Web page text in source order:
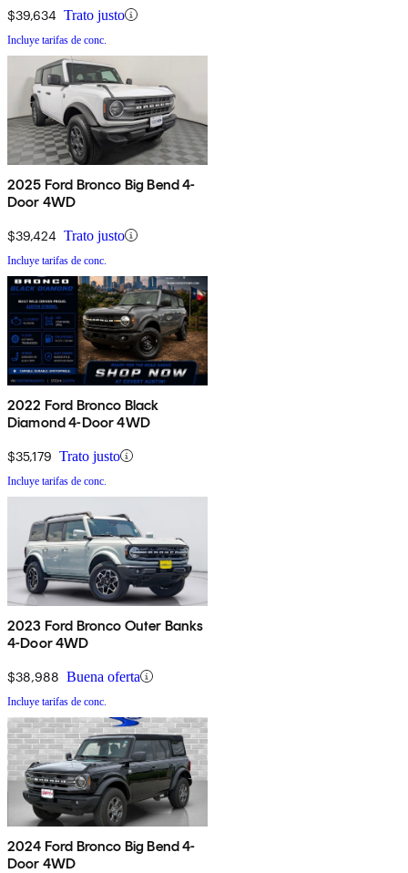
$39,634 Trato justo
Incluye tarifas de conc.
2025 Ford Bronco Big Bend 4-
Door 4WD
$39,424 Trato justo
Incluye tarifas de conc.
2022 Ford Bronco Black
Diamond 4-Door 4WD
$35,179 Trato justo
Incluye tarifas de conc.
2023 Ford Bronco Outer Banks
4-Door 4WD
$38,988 Buena oferta
Incluye tarifas de conc.
2024 Ford Bronco Big Bend 4-
Door 4WD